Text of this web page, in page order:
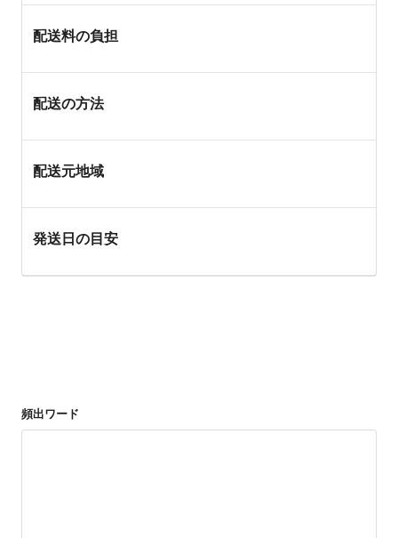
配送料の負担
配送の方法
配送元地域
発送日の目安
頻出ワード